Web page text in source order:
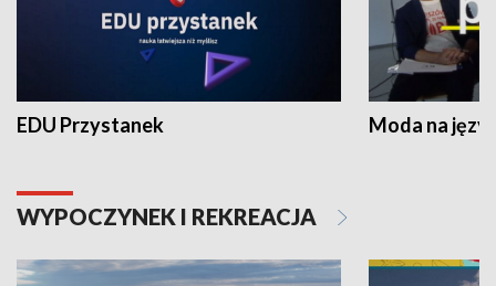
EDU Przystanek Moda na
WYPOCZYNEK I REKREACJA